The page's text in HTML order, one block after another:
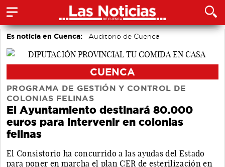
Es noticia en Cuenca: Auditorio de Cuenca
CUENCA
PROGRAMA DE GESTIÓN Y CONTROL DE
COLONIAS FELINAS
El Ayuntamiento destinará 80.000
euros para intervenir en colonias
felinas
El Consistorio ha concurrido a las ayudas del Estado
para poner en marcha el plan CER de esterilización en